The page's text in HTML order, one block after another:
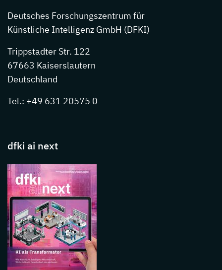
Deutsches Forschungszentrum für
Künstliche Intelligenz GmbH (DFKI)
Trippstadter Str. 122
67663 Kaiserslautern
Deutschland
Tel.: +49 631 20575 0
dfki ai next